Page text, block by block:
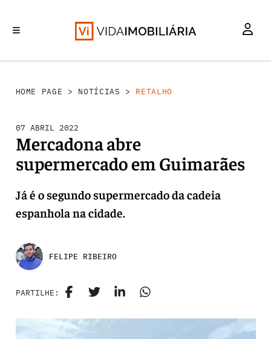
HOME PAGE > NOTÍCIAS > RETALHO
07 ABRIL 2022
Mercadona abre
supermercado em Guimarães
Já é o segundo supermercado da cadeia
espanhola na cidade.
FELIPE RIBEIRO
PARTILHE: